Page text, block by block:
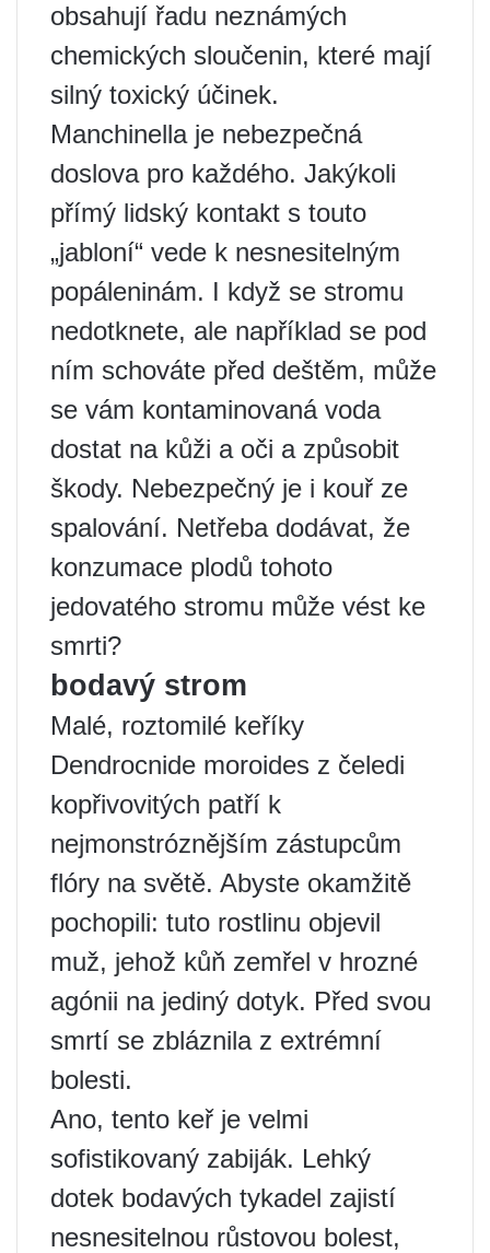
obsahují řadu neznámých
chemických sloučenin, které mají
silný toxický účinek.
Manchinella je nebezpečná
doslova pro každého. Jakýkoli
přímý lidský kontakt s touto
„jabloní“ vede k nesnesitelným
popáleninám. I když se stromu
nedotknete, ale například se pod
ním schováte před deštěm, může
se vám kontaminovaná voda
dostat na kůži a oči a způsobit
škody. Nebezpečný je i kouř ze
spalování. Netřeba dodávat, že
konzumace plodů tohoto
jedovatého stromu může vést ke
smrti?
bodavý strom
Malé, roztomilé keříky
Dendrocnide moroides z čeledi
kopřivovitých patří k
nejmonstróznějším zástupcům
flóry na světě. Abyste okamžitě
pochopili: tuto rostlinu objevil
muž, jehož kůň zemřel v hrozné
agónii na jediný dotyk. Před svou
smrtí se zbláznila z extrémní
bolesti.
Ano, tento keř je velmi
sofistikovaný zabiják. Lehký
dotek bodavých tykadel zajistí
nesnesitelnou růstovou bolest,